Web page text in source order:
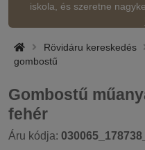
iskola, és szeretne
Rövidáru kereskedés
gombostű
Gombostű
fehér
Áru kódja: